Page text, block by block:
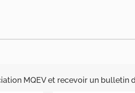
MQEV et recevoir un bulletin